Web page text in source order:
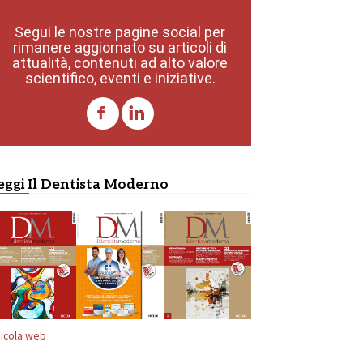
Segui le nostre pagine social per
rimanere aggiornato su articoli di
attualità, contenuti ad alto valore
scientifico, eventi e iniziative.
Il Dentista Moderno
web